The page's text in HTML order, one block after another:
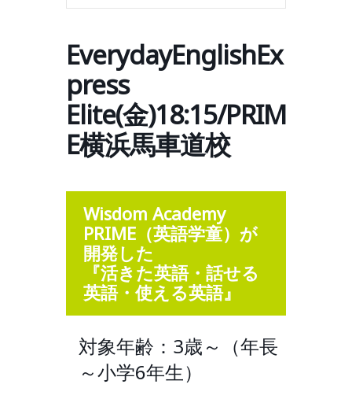
EverydayEnglishEx
press
Elite(金)18:15/PRIM
E横浜馬車道校
Wisdom Academy
PRIME（英語学童）が
開発した
『活きた英語・話せる
英語・使える英語』
対象年齢：3歳～（年長
～小学6年生）